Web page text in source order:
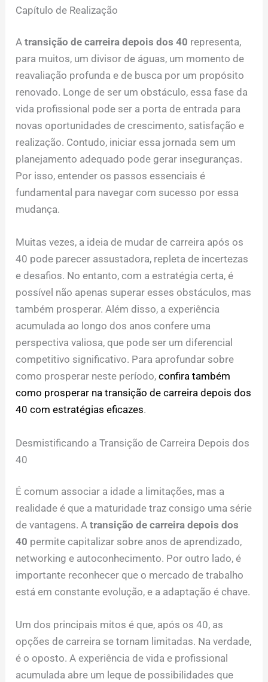
Capítulo de Realização
Atransição de carreira depois dos 40 representa,
para muitos, um divisor de águas, um momento de
reavaliação profunda e de busca por um propósito
renovado. Longe de ser um obstáculo, essa fase da
vida profissional pode ser a porta de entrada para
novas oportunidades de crescimento, satisfação e
realização. Contudo, iniciar essa jornada sem um
planejamento adequado pode gerar inseguranças.
Por isso, entender os passos essenciais é
fundamental para navegar com sucesso por essa
mudança.
Muitas vezes, a ideia de mudar de carreira após os
40 pode parecer assustadora, repleta de incertezas
e desafios. No entanto, com a estratégia certa, é
possível não apenas superar esses obstáculos, mas
também prosperar. Além disso, a experiência
acumulada ao longo dos anos confere uma
perspectiva valiosa, que pode ser um diferencial
competitivo significativo. Para aprofundar sobre
como prosperar neste período,confira também
como prosperar na transição de carreira depois dos
40 com estratégias eficazes.
Desmistificando a Transição de Carreira Depois dos
40
É comum associar a idade a limitações, mas a
realidade é que a maturidade traz consigo uma série
de vantagens. Atransição de carreira depois dos
40 permite capitalizar sobre anos de aprendizado,
networking e autoconhecimento. Por outro lado, é
importante reconhecer que o mercado de trabalho
está em constante evolução, e a adaptação é chave.
Um dos principais mitos é que, após os 40, as
opções de carreira se tornam limitadas. Na verdade,
é o oposto. A experiência de vida e profissional
acumulada abre um leque de possibilidades que